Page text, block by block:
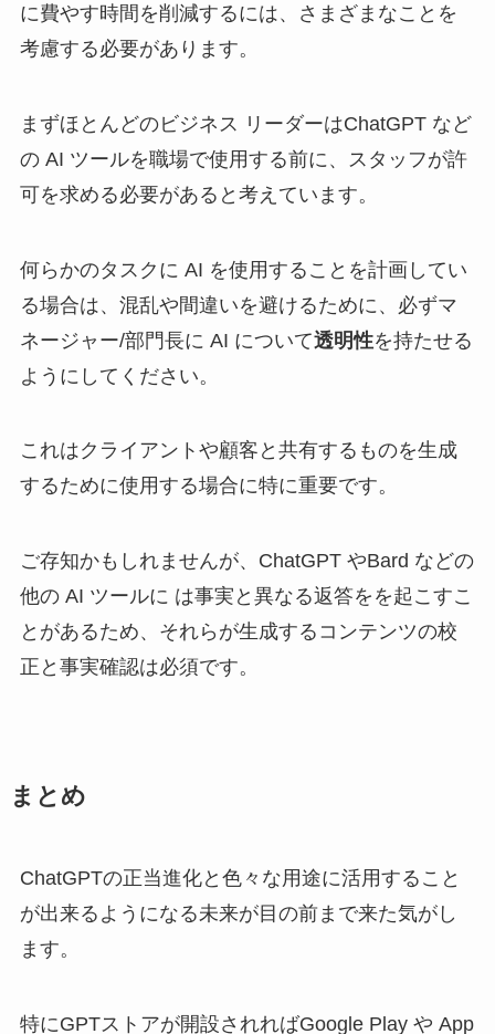
に費やす時間を削減するには、さまざまなことを
考慮する必要があります。
まずほとんどのビジネス リーダーはChatGPT など
の AI ツールを職場で使用する前に、スタッフが許
可を求める必要があると考えています。
何らかのタスクに AI を使用することを計画してい
る場合は、混乱や間違いを避けるために、必ずマ
ネージャー/部門長に AI について透明性を持たせる
ようにしてください。
これはクライアントや顧客と共有するものを生成
するために使用する場合に特に重要です。
ご存知かもしれませんが、ChatGPT やBard などの
他の AI ツールに は事実と異なる返答をを起こすこ
とがあるため、それらが生成するコンテンツの校
正と事実確認は必須です。
まとめ
ChatGPTの正当進化と色々な用途に活用すること
が出来るようになる未来が目の前まで来た気がし
ます。
特にGPTストアが開設されればGoogle Play や App